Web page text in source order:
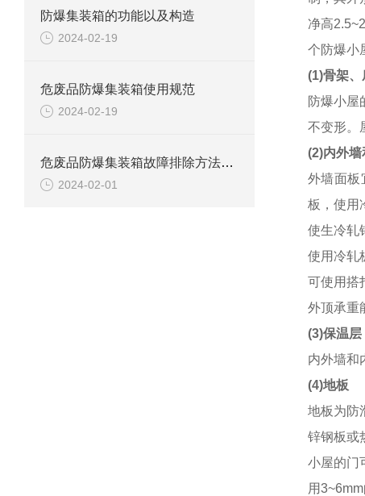
防爆集装箱的功能以及构造
2024-02-19
危废品防爆集装箱使用规范
2024-02-19
危废品防爆集装箱故障排除方法解析
2024-02-01
净高
个防爆小
(1)骨架
防爆小屋
不变形。
(2)内外墙
外墙面板
板，使用
使生冷轧
使用冷轧
可使用搭
外顶承重
(3)保温层
内外墙和
(4)地板
地板为防
锌钢板或
小屋的门
用